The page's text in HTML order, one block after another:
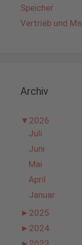
Speicher
Vertrieb und
Archiv
▼ 2026
Juli
Juni
Mai
April
Januar
► 2025
► 2024